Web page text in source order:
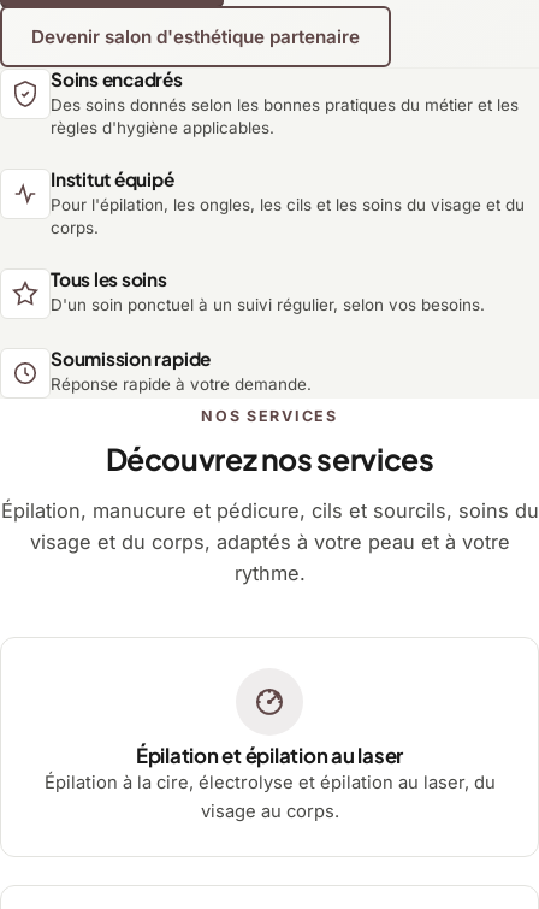
Devenir salon d'esthétique partenaire
Soins encadrés
Des soins donnés selon les bonnes pratiques du métier et les
règles d'hygiène applicables.
Institut équipé
Pour l'épilation, les ongles, les cils et les soins du visage et du
corps.
Tous les soins
D'un soin ponctuel à un suivi régulier, selon vos besoins.
Soumission rapide
Réponse rapide à votre demande.
NOS SERVICES
Découvrez nos services
Épilation, manucure et pédicure, cils et sourcils, soins du
visage et du corps, adaptés à votre peau et à votre
rythme.
Épilation et épilation au laser
Épilation à la cire, électrolyse et épilation au laser, du
visage au corps.